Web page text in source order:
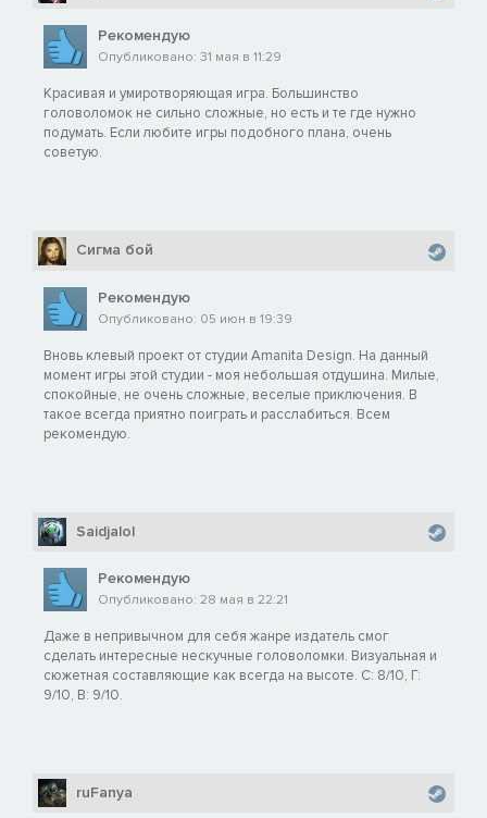
Рекомендую
Опубликовано: 31 мая в 11:29
Красивая и умиротворяющая игра. Большинство
головоломок не сильно сложные, но есть и те где нужно
подумать. Если любите игры подобного плана, очень
советую.
Сигма бой
Рекомендую
Опубликовано: 05 июн в 19:39
Вновь клевый проект от студии Amanita Design. На данный
момент игры этой студии - моя небольшая отдушина. Милые,
спокойные, не очень сложные, веселые приключения. В
такое всегда приятно поиграть и расслабиться. Всем
рекомендую.
Saidjalol
Рекомендую
Опубликовано: 28 мая в 22:21
Даже в непривычном для себя жанре издатель смог
сделать интересные нескучные головоломки. Визуальная и
сюжетная составляющие как всегда на высоте. С: 8/10, Г:
9/10, В: 9/10.
ruFanya